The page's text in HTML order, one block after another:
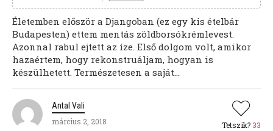
Életemben először a Djangoban (ez egy kis ételbár
Budapesten) ettem mentás zöldborsókrémlevest.
Azonnal rabul ejtett az íze. Első dolgom volt, amikor
hazaértem, hogy rekonstruáljam, hogyan is
készülhetett. Természetesen a saját...
Antal Vali
március 2, 2018
Tetszik? 33